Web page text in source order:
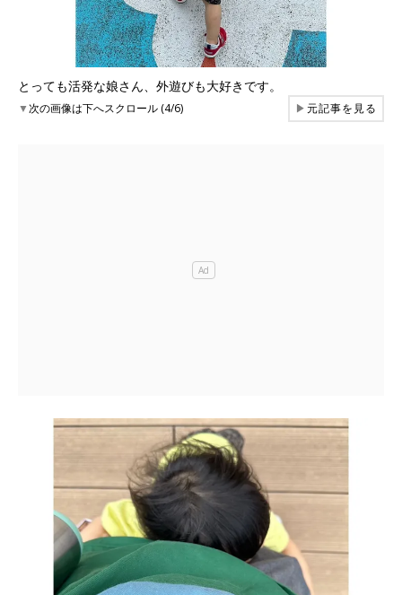
とっても活発な娘さん、外遊びも大好きです。
▼次の画像は下へスクロール (4/6) ▶元記事を見る